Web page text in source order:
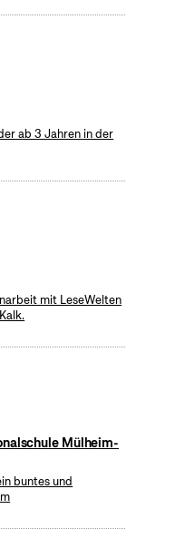
ab 3 Jahren in der
mit LeseWelten
Mülheim-
buntes und